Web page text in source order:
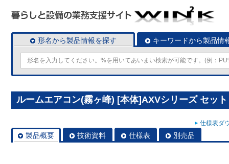
形名から製品情報を探す キーワードから製品情
ルームエアコン(霧ヶ峰) [本体]AXVシリーズ セッ
仕様表ダ
製品概要 技術資料 仕様表 別売品